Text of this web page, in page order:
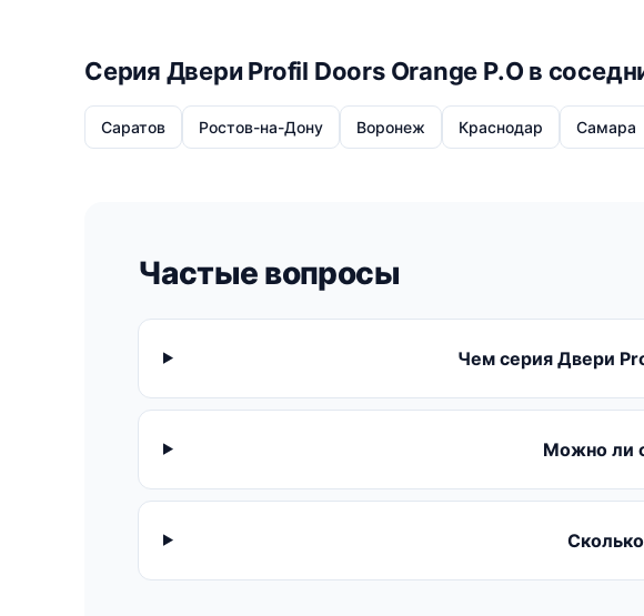
Серия Двери Profil Doors Orange P.O в
Саратов Ростов-на-Дону Воронеж Краснодар Самара
Частые вопросы
Чем серия Двери
Можно ли